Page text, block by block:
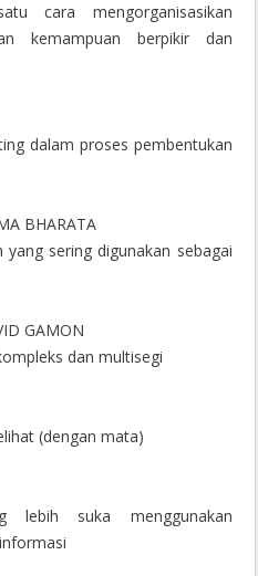
cara mengorganisasikan
kemampuan berpikir dan
dalam proses pembentukan
BHARATA
yang sering digunakan sebagai
GAMON
dan multisegi
(dengan mata)
lebih suka menggunakan